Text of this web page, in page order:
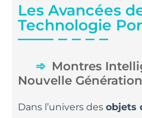
Les Avancées
Technologie
Montres
Nouvelle Génération
Dans l’univers des objets